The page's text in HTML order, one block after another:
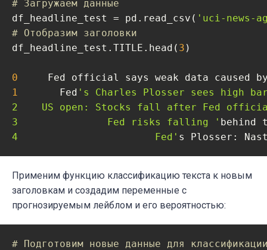
# Загружаем данные
df_headline_test = pd.read_csv( 'uci-news-
# Отобразим заголовки
df_headline_test.TITLE.head( 3 )
0
Fed official says weak data caused
1
       Fed
's Charles Plosser sees high
2    US open: Stocks fall after Fed
3               Fed risks falling ' behind
4                       Fed' s Plosser:
Применим функцию классификацию текста к новым
заголовкам и создадим переменные с
прогнозируемым лейблом и его вероятностью:
# Подготовим новые данные для